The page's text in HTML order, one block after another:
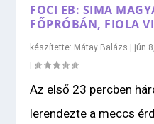
FOCI EB: SIMA
FŐPRÓBÁN, FIOLA
készítette: Mátay Balázs | jún
|
Az első 23 percben
lerendezte a meccs